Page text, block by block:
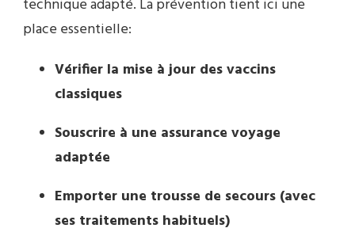
technique adapté. La prévention tient ici une
place essentielle:
Vérifier la mise à jour des vaccins
classiques
Souscrire à une assurance voyage
adaptée
Emporter une trousse de secours (avec
ses traitements habituels)